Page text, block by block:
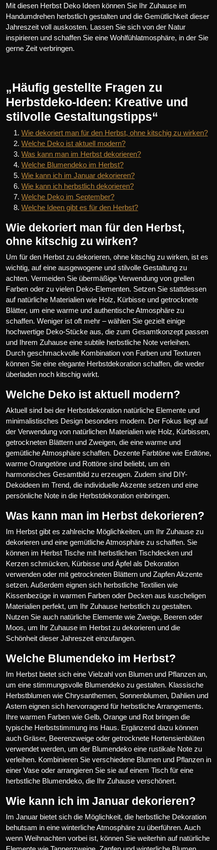
Mit diesen Herbst Deko Ideen können Sie Ihr Zuhause im
Handumdrehen herbstlich gestalten und die Gemütlichkeit dieser
Jahreszeit voll auskosten. Lassen Sie sich von der Natur
inspirieren und schaffen Sie eine Wohlfühlatmosphäre, in der Sie
gerne Zeit verbringen.
„Häufig gestellte Fragen zu
Herbstdeko-Ideen: Kreative und
stilvolle Gestaltungstipps“
Wie dekoriert man für den Herbst, ohne kitschig zu wirken?
Welche Deko ist aktuell modern?
Was kann man im Herbst dekorieren?
Welche Blumendeko im Herbst?
Wie kann ich im Januar dekorieren?
Wie kann ich herbstlich dekorieren?
Welche Deko im September?
Welche Ideen gibt es für den Herbst?
Wie dekoriert man für den Herbst,
ohne kitschig zu wirken?
Um für den Herbst zu dekorieren, ohne kitschig zu wirken, ist es
wichtig, auf eine ausgewogene und stilvolle Gestaltung zu
achten. Vermeiden Sie übermäßige Verwendung von grellen
Farben oder zu vielen Deko-Elementen. Setzen Sie stattdessen
auf natürliche Materialien wie Holz, Kürbisse und getrocknete
Blätter, um eine warme und authentische Atmosphäre zu
schaffen. Weniger ist oft mehr – wählen Sie gezielt einige
hochwertige Deko-Stücke aus, die zum Gesamtkonzept passen
und Ihrem Zuhause eine subtile herbstliche Note verleihen.
Durch geschmackvolle Kombination von Farben und Texturen
können Sie eine elegante Herbstdekoration schaffen, die weder
überladen noch kitschig wirkt.
Welche Deko ist aktuell modern?
Aktuell sind bei der Herbstdekoration natürliche Elemente und
minimalistisches Design besonders modern. Der Fokus liegt auf
der Verwendung von natürlichen Materialien wie Holz, Kürbissen,
getrockneten Blättern und Zweigen, die eine warme und
gemütliche Atmosphäre schaffen. Dezente Farbtöne wie Erdtöne,
warme Orangetöne und Rottöne sind beliebt, um ein
harmonisches Gesamtbild zu erzeugen. Zudem sind DIY-
Dekoideen im Trend, die individuelle Akzente setzen und eine
persönliche Note in die Herbstdekoration einbringen.
Was kann man im Herbst dekorieren?
Im Herbst gibt es zahlreiche Möglichkeiten, um Ihr Zuhause zu
dekorieren und eine gemütliche Atmosphäre zu schaffen. Sie
können im Herbst Tische mit herbstlichen Tischdecken und
Kerzen schmücken, Kürbisse und Äpfel als Dekoration
verwenden oder mit getrockneten Blättern und Zapfen Akzente
setzen. Außerdem eignen sich herbstliche Textilien wie
Kissenbezüge in warmen Farben oder Decken aus kuscheligen
Materialien perfekt, um Ihr Zuhause herbstlich zu gestalten.
Nutzen Sie auch natürliche Elemente wie Zweige, Beeren oder
Moos, um Ihr Zuhause im Herbst zu dekorieren und die
Schönheit dieser Jahreszeit einzufangen.
Welche Blumendeko im Herbst?
Im Herbst bietet sich eine Vielzahl von Blumen und Pflanzen an,
um eine stimmungsvolle Blumendeko zu gestalten. Klassische
Herbstblumen wie Chrysanthemen, Sonnenblumen, Dahlien und
Astern eignen sich hervorragend für herbstliche Arrangements.
Ihre warmen Farben wie Gelb, Orange und Rot bringen die
typische Herbststimmung ins Haus. Ergänzend dazu können
auch Gräser, Beerenzweige oder getrocknete Hortensienblüten
verwendet werden, um der Blumendeko eine rustikale Note zu
verleihen. Kombinieren Sie verschiedene Blumen und Pflanzen in
einer Vase oder arrangieren Sie sie auf einem Tisch für eine
herbstliche Blumendeko, die Ihr Zuhause verschönert.
Wie kann ich im Januar dekorieren?
Im Januar bietet sich die Möglichkeit, die herbstliche Dekoration
behutsam in eine winterliche Atmosphäre zu überführen. Auch
wenn Weihnachten vorbei ist, können Sie weiterhin auf natürliche